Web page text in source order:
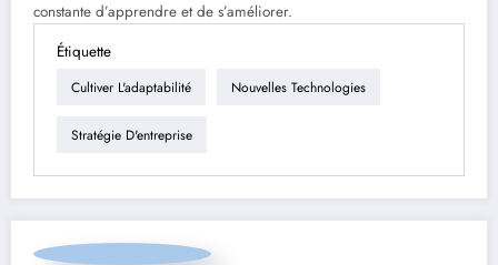
constante d’apprendre et de s’améliorer.
Étiquette
Cultiver L'adaptabilité Nouvelles Technologies
Stratégie D'entreprise